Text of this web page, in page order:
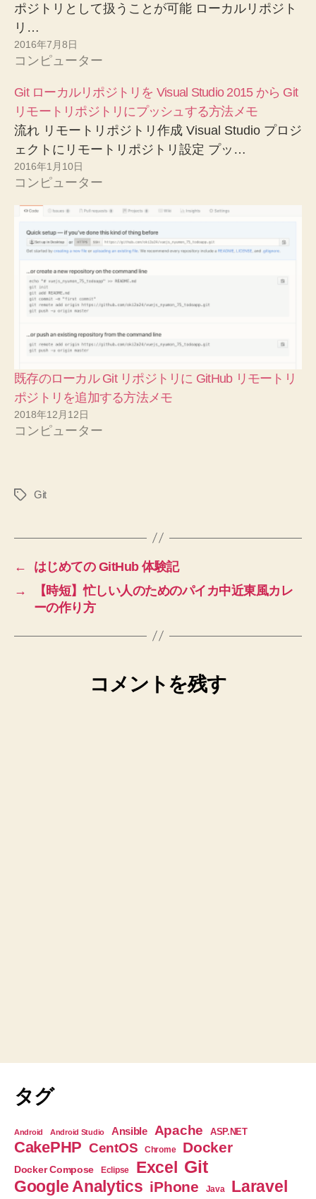
ポジトリとして扱うことが可能 ローカルリポジト
リ…
2016年7月8日
コンピューター
Git ローカルリポジトリを Visual Studio 2015 から Git
リモートリポジトリにプッシュする方法メモ
流れ リモートリポジトリ作成 Visual Studio プロジ
ェクトにリモートリポジトリ設定 プッ…
2016年1月10日
コンピューター
既存のローカル Git リポジトリに GitHub リモートリ
ポジトリを追加する方法メモ
2018年12月12日
コンピューター
タ
Git
←
はじめての GitHub 体験記
→
【時短】忙しい人のためのパイカ中近東風カレ
ーの作り方
コメントを残す
タグ
Android Android Studio Ansible Apache ASP.NET
CakePHP CentOS Chrome Docker
Docker Compose Eclipse Excel Git
Google Analytics iPhone Java Laravel